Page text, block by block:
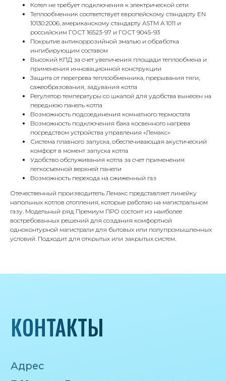
Котел не требует подключения к электрической сети
Теплообменник соответствует европейскому стандарту EN
10130:2006, американскому стандарту ASTM A 1011 и
российским ГОСТ 16523-97 и ГОСТ 9045-93
Покрытие антикоррозийной эмалью и обработка
ингибирующим составом
Высокий КПД за счет увеличения площади теплообмена и
применения инновационной конструкции
Защита от перегрева теплообменника, прерывания тяги,
сажеобразования, задувания котла
Регулятор температуры со шкалой для удобства вынесен на
переднюю панель котла
Возможность подсоединения комнатного термостата
Возможность подключения бака косвенного нагрева
посредством устройства управления «Лемакс»
Система плавного запуска, обеспечивающая акустический
комфорт в момент запуска котла
Удобство обслуживания котла за счет применения
легкосъемной верхней панели
Возможность перехода на сжиженный газ
Отечественный производитель Лемакс представляет линейку
напольных котлов отопления, которые работаю на магистральном
газу. Модельный ряд Премиум ПРО состоит из наиболее
востребованных решений для создания комфортной
одноконтурной магистрали для бытовых или полупромышленных
условий. Подходит для открытых или закрытых систем.
Адрес
Г.Москва Волоколамское шоссе,
71/22к2
Пн-вс с 9:00 до 18:00
Телефон
8 495 233-79-79
iceicemarket@yandex.ru
8 985 233-79-79
КОНТАКТЫ